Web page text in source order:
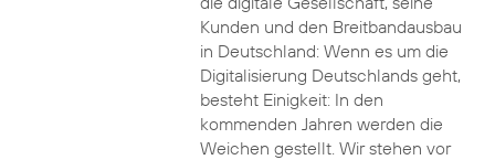
Kunden und den Breitbandausbau
in Deutschland: Wenn es um die
Digitalisierung Deutschlands geht,
besteht Einigkeit: In den
kommenden Jahren werden die
Weichen gestellt. Wir stehen vor